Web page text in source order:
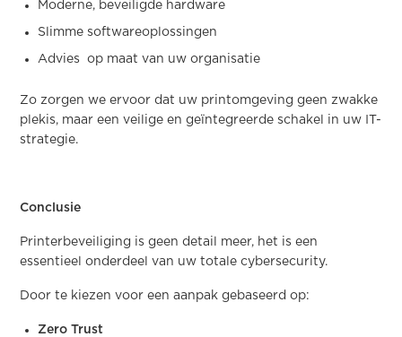
Moderne, beveiligde hardware
Slimme softwareoplossingen
Advies op maat van uw organisatie
Zo zorgen we ervoor dat uw printomgeving geen zwakke
plekis, maar een veilige en geïntegreerde schakel in uw IT-
strategie.
Conclusie
Printerbeveiliging is geen detail meer, het is een
essentieel onderdeel van uw totale cybersecurity.
Door te kiezen voor een aanpak gebaseerd op:
Zero Trust